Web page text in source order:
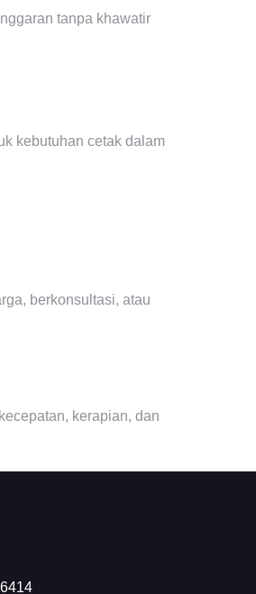
tanpa khawatir
kebutuhan cetak dalam
berkonsultasi, atau
kerapian, dan